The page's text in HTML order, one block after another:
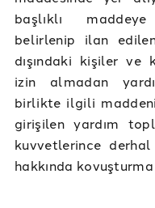
başlıklı
belirlenip ilan
dışındaki kişiler
izin almadan
birlikte ilgili
girişilen yardım
kuvvetlerince
hakkında